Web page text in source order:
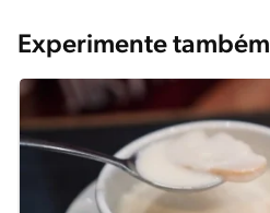
Experimente também